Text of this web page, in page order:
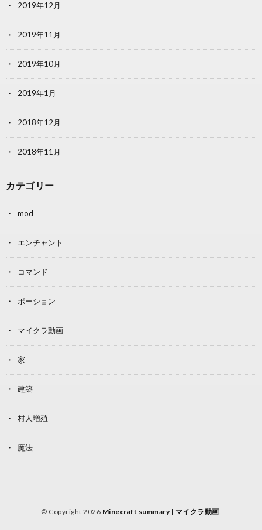
2019年12月
2019年11月
2019年10月
2019年1月
2018年12月
2018年11月
カテゴリー
mod
エンチャント
コマンド
ポーション
マイクラ動画
家
建築
村人増殖
魔法
© Copyright 2026 Minecraft summary | マイクラ動画.